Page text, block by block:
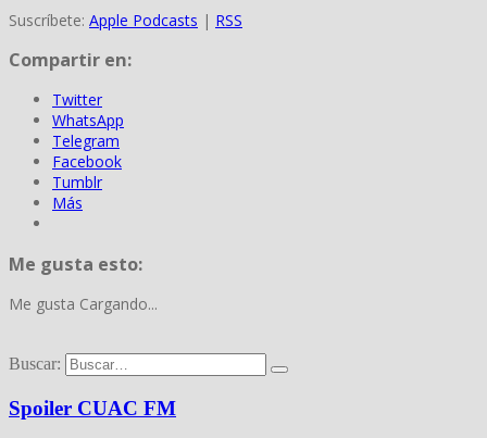
Suscríbete: Apple Podcasts | RSS
Compartir en:
Twitter
WhatsApp
Telegram
Facebook
Tumblr
Más
Me gusta esto:
Me gusta Cargando...
Buscar:
Spoiler CUAC FM